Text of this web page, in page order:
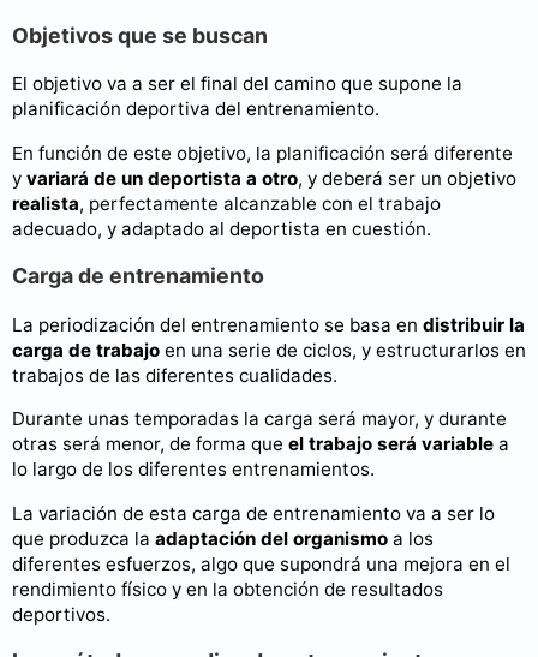
Objetivos que se buscan
El objetivo va a ser el final del camino que supone la
planificación deportiva del entrenamiento.
En función de este objetivo, la planificación será diferente
y variará de un deportista a otro, y deberá ser un objetivo
realista, perfectamente alcanzable con el trabajo
adecuado, y adaptado al deportista en cuestión.
Carga de entrenamiento
La periodización del entrenamiento se basa en distribuir la
carga de trabajo en una serie de ciclos, y estructurarlos en
trabajos de las diferentes cualidades.
Durante unas temporadas la carga será mayor, y durante
otras será menor, de forma que el trabajo será variable a
lo largo de los diferentes entrenamientos.
La variación de esta carga de entrenamiento va a ser lo
que produzca la adaptación del organismo a los
diferentes esfuerzos, algo que supondrá una mejora en el
rendimiento físico y en la obtención de resultados
deportivos.